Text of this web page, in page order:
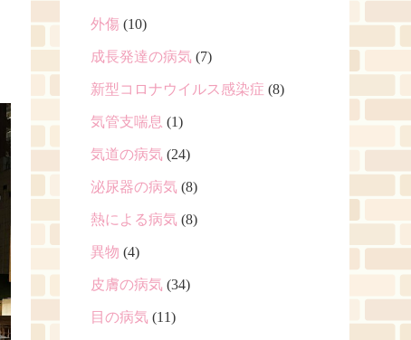
外傷 (10)
成長発達の病気 (7)
新型コロナウイルス感染症 (8)
気管支喘息 (1)
気道の病気 (24)
泌尿器の病気 (8)
熱による病気 (8)
異物 (4)
皮膚の病気 (34)
目の病気 (11)